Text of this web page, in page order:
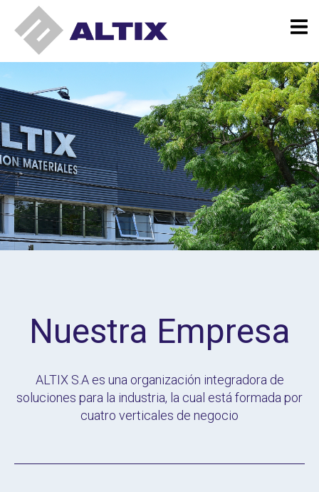
Nuestra Empresa
ALTIX S.A es una organización integradora de
soluciones para la industria, la cual está formada por
cuatro verticales de negocio